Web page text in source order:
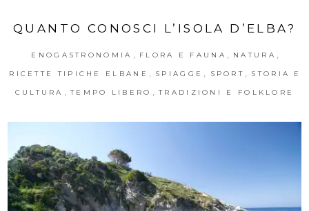
QUANTO CONOSCI L’ISOLA D’ELBA?
ENOGASTRONOMIA FLORA E FAUNA NATURA
RICETTE TIPICHE ELBANE SPIAGGE SPORT STORIA E
CULTURA TEMPO LIBERO TRADIZIONI E FOLKLORE